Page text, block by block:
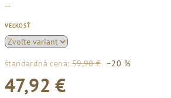
--
VEĽKOSŤ
štandardná cena: 59,90 € –20 %
47,92 €